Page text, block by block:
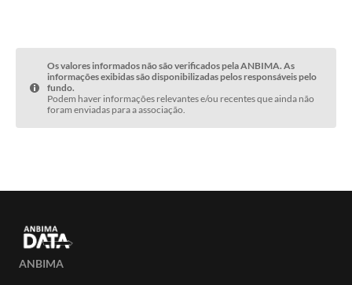
Os valores informados não são verificados pela ANBIMA. As
informações exibidas são disponibilizadas pelos responsáveis pelo
fundo.
Podem haver informações relevantes e/ou recentes que ainda não
foram enviadas para a associação.
ANBIMA